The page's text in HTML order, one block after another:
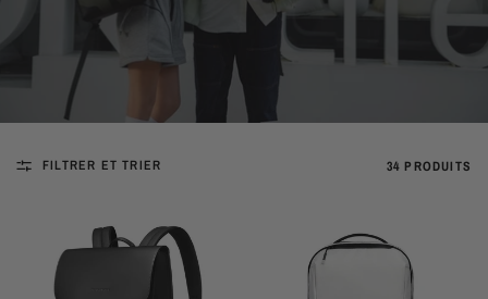
FILTRER ET TRIER 34 PRODUITS